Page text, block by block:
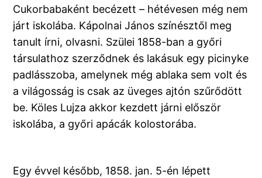
Cukorbabaként becézett – hétévesen még nem
járt iskolába. Kápolnai János színésztől meg
tanult írni, olvasni. Szülei 1858-ban a győri
társulathoz szerződnek és lakásuk egy picinyke
padlásszoba, amelynek még ablaka sem volt és
a világosság is csak az üveges ajtón szűrődött
be. Köles Lujza akkor kezdett járni először
iskolába, a győri apácák kolostorába.
Egy évvel később, 1858. jan. 5-én lépett